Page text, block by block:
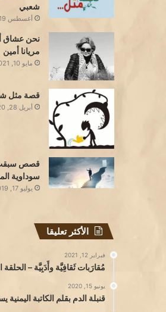
شعبي
أغسطس 19, 2020
نحن عشاق
مريانا أمين
مايو 10, 2021
قصة مثل
أبريل 28, 2020
قصص
سوداوية
يوليو 17, 2019
الأكثر تعليقا
فبراير 12, 2021
مُقارَبات ثَقافِيَّة وأَدَبِيَّة – الحلقة
يونيو 15, 2020
قنبلة الدم بقلم الكاتبة اليمنية